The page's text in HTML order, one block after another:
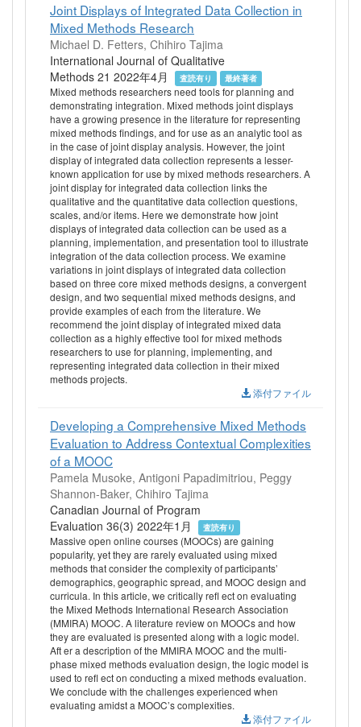
Joint Displays of Integrated Data Collection in
Mixed Methods Research
Michael D. Fetters, Chihiro Tajima
International Journal of Qualitative
Methods 21 2022年4月
査読有り 最終著者
Mixed methods researchers need tools for planning and
demonstrating integration. Mixed methods joint displays
have a growing presence in the literature for representing
mixed methods findings, and for use as an analytic tool as
in the case of joint display analysis. However, the joint
display of integrated data collection represents a lesser-
known application for use by mixed methods researchers. A
joint display for integrated data collection links the
qualitative and the quantitative data collection questions,
scales, and/or items. Here we demonstrate how joint
displays of integrated data collection can be used as a
planning, implementation, and presentation tool to illustrate
integration of the data collection process. We examine
variations in joint displays of integrated data collection
based on three core mixed methods designs, a convergent
design, and two sequential mixed methods designs, and
provide examples of each from the literature. We
recommend the joint display of integrated mixed data
collection as a highly effective tool for mixed methods
researchers to use for planning, implementing, and
representing integrated data collection in their mixed
methods projects.
添付ファイル
Developing a Comprehensive Mixed Methods
Evaluation to Address Contextual Complexities
of a MOOC
Pamela Musoke, Antigoni Papadimitriou, Peggy
Shannon-Baker, Chihiro Tajima
Canadian Journal of Program
Evaluation 36(3) 2022年1月
査読有り
Massive open online courses (MOOCs) are gaining
popularity, yet they are rarely evaluated using mixed
methods that consider the complexity of participants’
demographics, geographic spread, and MOOC design and
curricula. In this article, we critically refl ect on evaluating
the Mixed Methods International Research Association
(MMIRA) MOOC. A literature review on MOOCs and how
they are evaluated is presented along with a logic model.
Aft er a description of the MMIRA MOOC and the multi-
phase mixed methods evaluation design, the logic model is
used to refl ect on conducting a mixed methods evaluation.
We conclude with the challenges experienced when
evaluating amidst a MOOC’s complexities.
添付ファイル